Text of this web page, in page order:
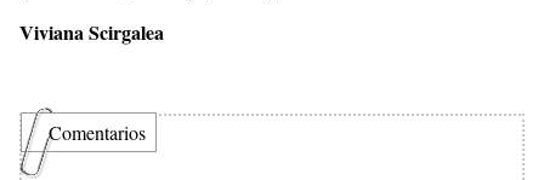
Viviana Scirgalea
Comentarios